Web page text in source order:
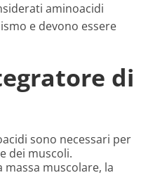
aminoacidi
e devono essere
di
sono necessari per
dei muscoli.
muscolare, la